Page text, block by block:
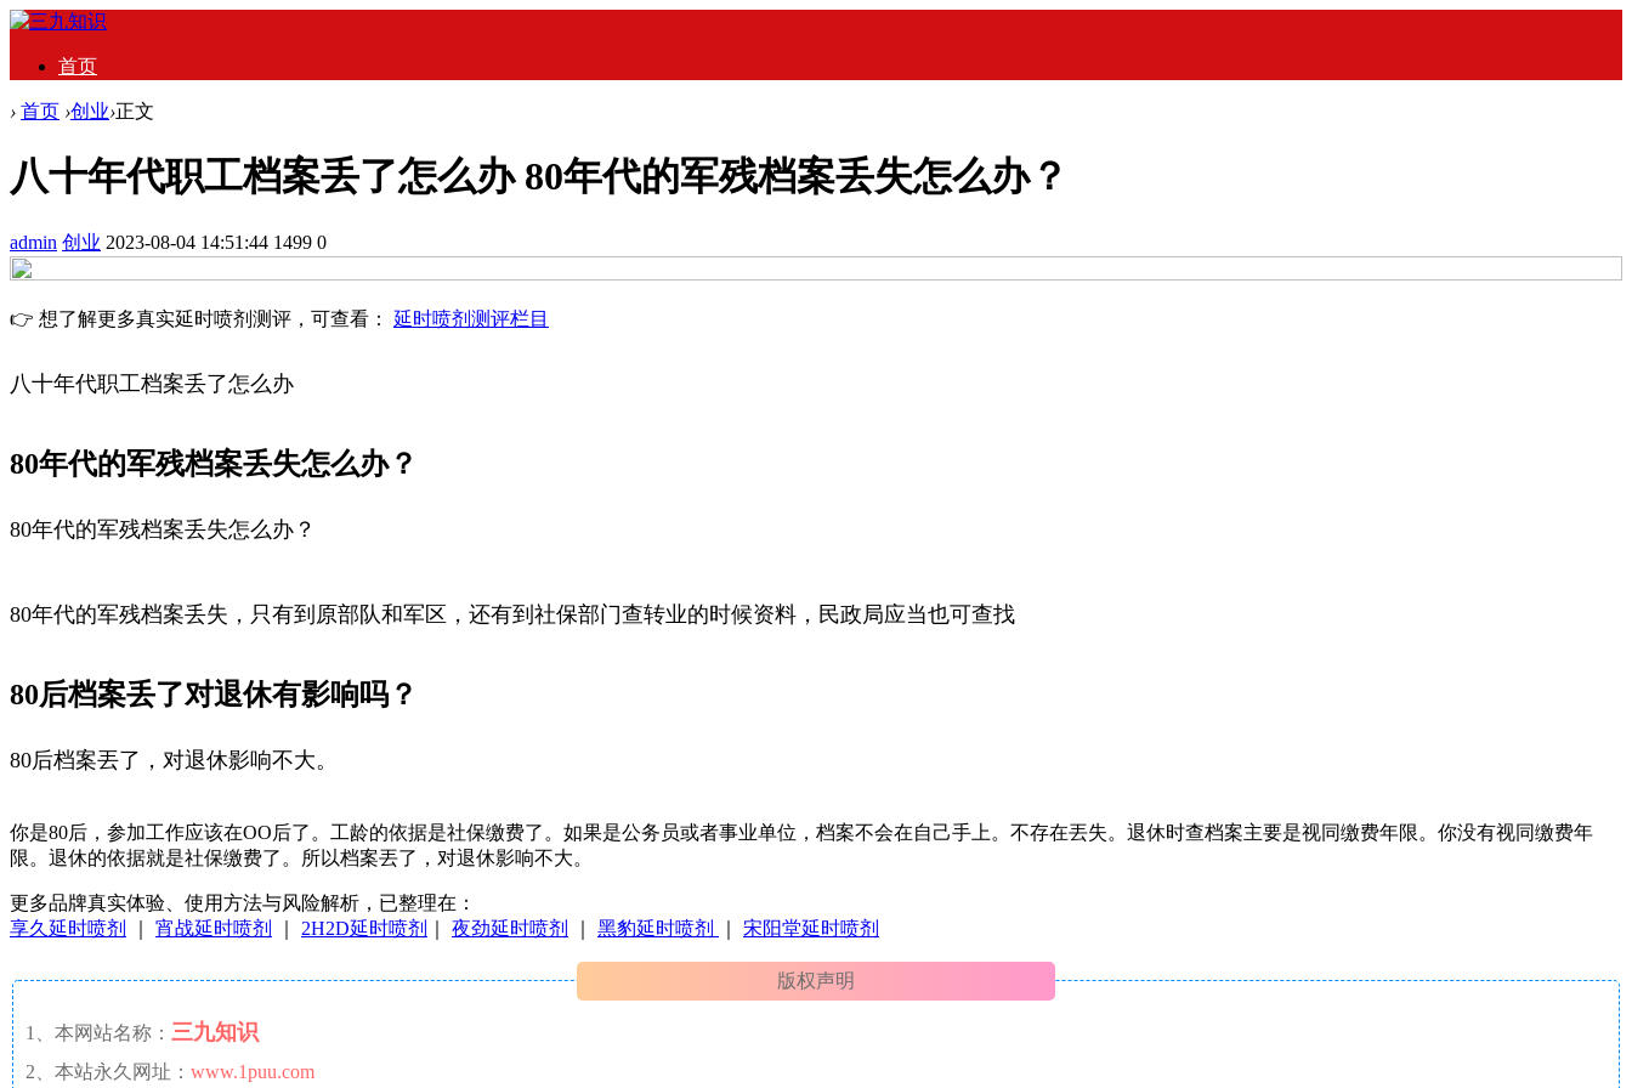
首页
› 首页 ›创业›正文
八十年代职工档案丢了怎么办 80年代的军残档案丢失怎么办？
admin 创业 2023-08-04 14:51:44 1499 0
👉 想了解更多真实延时喷剂测评，可查看： 延时喷剂测评栏目
八十年代职工档案丢了怎么办
80年代的军残档案丢失怎么办？
80年代的军残档案丢失怎么办？
80年代的军残档案丢失，只有到原部队和军区，还有到社保部门查转业的时候资料，民政局应当也可查找
80后档案丢了对退休有影响吗？
80后档案丟了，对退休影响不大。
你是80后，参加工作应该在OO后了。工龄的依据是社保缴费了。如果是公务员或者事业单位，档案不会在自己手上。不存在丟失。退休时查档案主要是视同缴费年限。你没有视同缴费年
限。退休的依据就是社保缴费了。所以档案丟了，对退休影响不大。
更多品牌真实体验、使用方法与风险解析，已整理在：
享久延时喷剂
宵战延时喷剂 2H2D延时喷剂 夜劲延时喷剂 黑豹延时喷剂 宋阳堂延时喷剂
版权声明
1、本网站名称： 三九知识
2、本站永久网址： www.1puu.com